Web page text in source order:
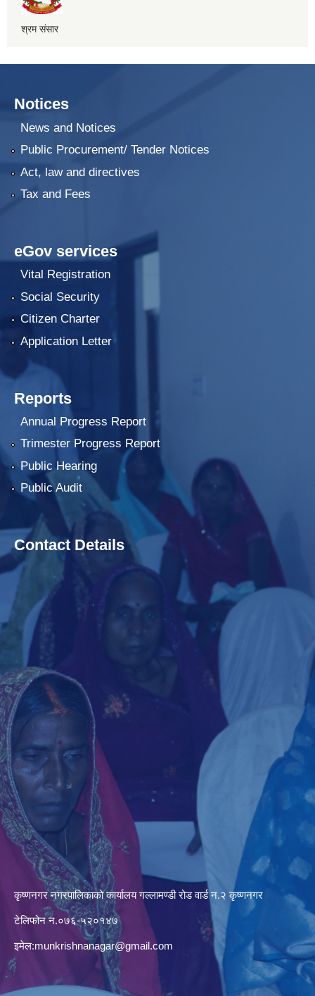
श्रम संसार
Notices
News and Notices
Public Procurement/ Tender Notices
Act, law and directives
Tax and Fees
eGov services
Vital Registration
Social Security
Citizen Charter
Application Letter
Reports
Annual Progress Report
Trimester Progress Report
Public Hearing
Public Audit
Contact Details
कृष्णनगर नगरपालिकाको कार्यालय गल्लामण्डी रोड वार्ड न.२ कृष्णनगर
टेलिफोन न.०७६-५२०१४७
इमेल:munkrishnanagar@gmail.com